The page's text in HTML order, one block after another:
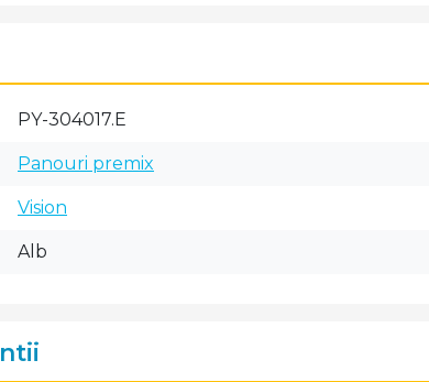
PY-304017.E
Panouri premix
Vision
Alb